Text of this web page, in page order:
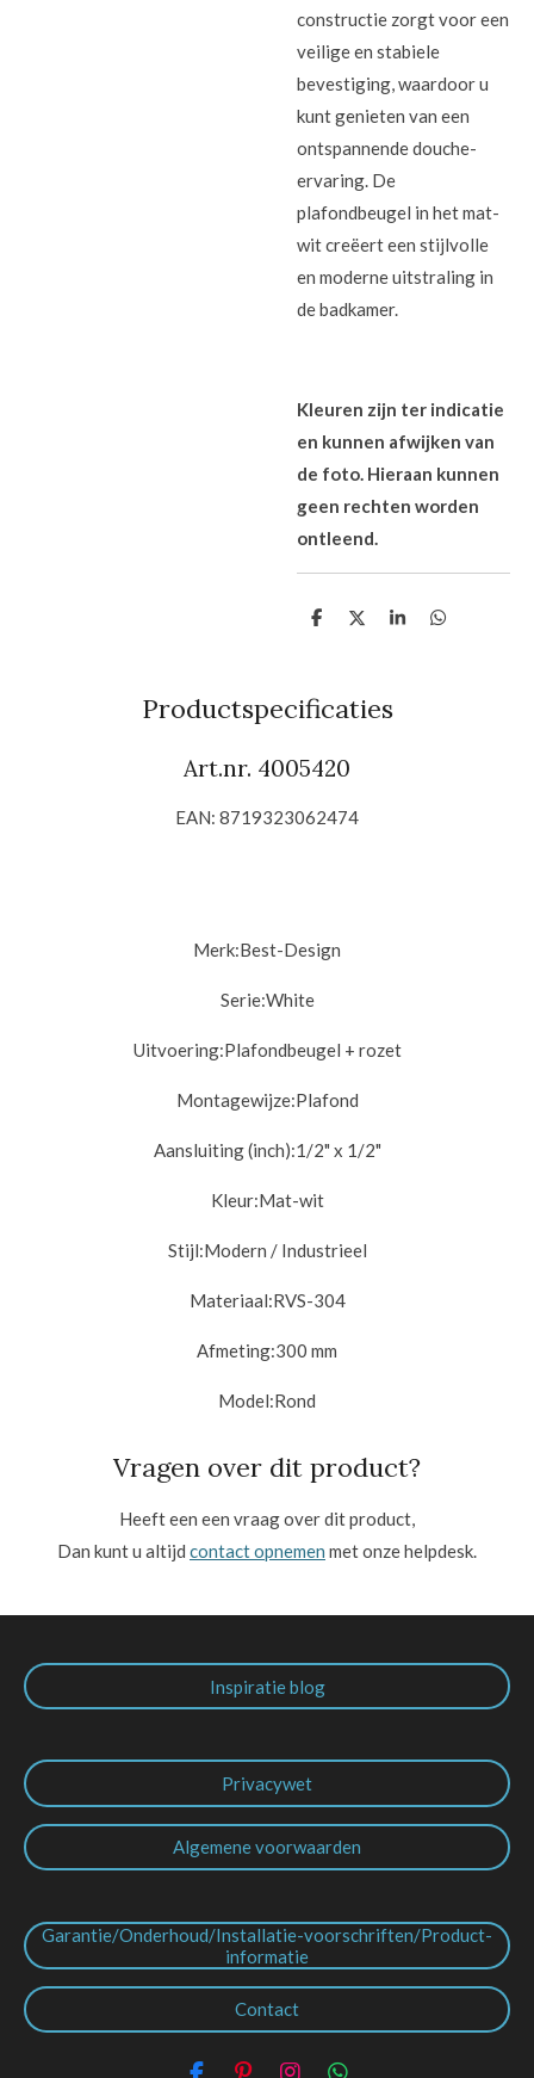
constructie zorgt voor een
veilige en stabiele
bevestiging, waardoor u
kunt genieten van een
ontspannende douche-
ervaring. De
plafondbeugel in het mat-
wit creëert een stijlvolle
en moderne uitstraling in
de badkamer.
Kleuren zijn ter indicatie
en kunnen afwijken van
de foto. Hieraan kunnen
geen rechten worden
ontleend.
D
n
D
S
D
Productspecificaties
Art.nr. 4005420
EAN: 8719323062474
Merk:Best-Design
Serie:White
Uitvoering:Plafondbeugel + rozet
Montagewijze:Plafond
Aansluiting (inch):1/2" x 1/2"
Kleur:Mat-wit
Stijl:Modern / Industrieel
Materiaal:RVS-304
Afmeting:300 mm
Model:Rond
Vragen over dit product?
Heeft een een vraag over dit product,
Dan kunt u altijd contact opnemen met onze helpdesk.
Inspiratie blog
Privacywet
Algemene voorwaarden
Garantie/Onderhoud/Installatie-voorschriften/Product-
informatie
Contact